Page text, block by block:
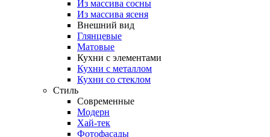
Из массива сосны
Из массива ясеня
Внешний вид
Глянцевые
Матовые
Кухни с элементами
Кухни с металлом
Кухни со стеклом
Стиль
Современные
Модерн
Хай-тек
Фотофасады